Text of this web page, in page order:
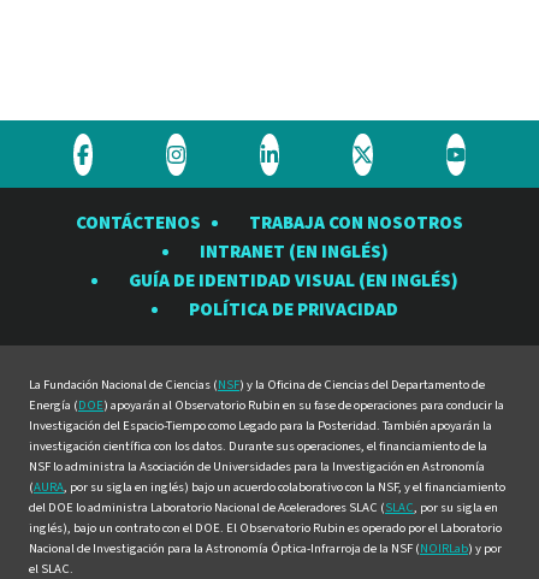
Visite
Observatorio
Visite
Observatorio
Rubin
en
Visite
Observatorio
Rubin
en
Visite
Observatorio
Rubin
en
Visite
Rubin
en
CONTÁCTENOS
TRABAJA CON NOSOTROS
INTRANET (EN INGLÉS)
GUÍA DE IDENTIDAD VISUAL (EN INGLÉS)
POLÍTICA DE PRIVACIDAD
La Fundación Nacional de Ciencias (NSF) y la Oficina de Ciencias del Departamento de
Energía (DOE) apoyarán al Observatorio Rubin en su fase de operaciones para conducir la
Investigación del Espacio-Tiempo como Legado para la Posteridad. También apoyarán la
investigación científica con los datos. Durante sus operaciones, el financiamiento de la
NSF lo administra la Asociación de Universidades para la Investigación en Astronomía
(AURA, por su sigla en inglés) bajo un acuerdo colaborativo con la NSF, y el financiamiento
del DOE lo administra Laboratorio Nacional de Aceleradores SLAC (SLAC, por su sigla en
inglés), bajo un contrato con el DOE. El Observatorio Rubin es operado por el Laboratorio
Nacional de Investigación para la Astronomía Óptica-Infrarroja de la NSF (NOIRLab) y por
el SLAC.